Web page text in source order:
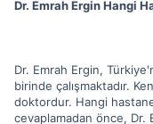
Dr. Emrah Ergin Hangi
Dr. Emrah Ergin,
birinde çalışmaktadır.
doktordur. Hangi
cevaplamadan önce, Dr.